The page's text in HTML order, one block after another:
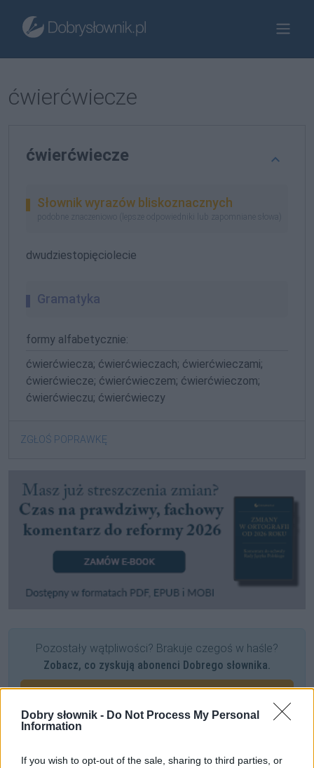
Dobry słownik - Do Not Process My Personal
Information
If you wish to opt-out of the sale, sharing to third parties, or
ćwierćwiecze
ćwierćwiecze
Słownik wyrazów bliskoznacznych
podobne znaczeniowo (lepsze odpowiedniki lub zapomniane słowa)
dwudziestopięciolecie
Gramatyka
formy alfabetycznie:
ćwierćwiecza; ćwierćwieczach; ćwierćwieczami;
ćwierćwiecze; ćwierćwieczem; ćwierćwieczom;
ćwierćwieczu; ćwierćwieczy
ZGŁOŚ POPRAWKĘ
Pozostały wątpliwości? Brakuje czegoś w haśle?
Zobacz, co zyskują abonenci Dobrego słownika.
Często sprawdzane